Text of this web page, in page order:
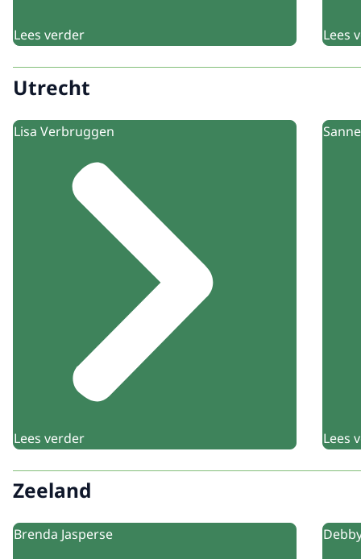
Lees verder Lees
Utrecht
Lisa Verbruggen
Lees verder Lees
Zeeland
Brenda Jasperse